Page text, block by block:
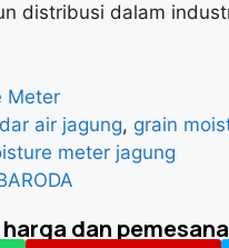
distribusi dalam
Meter
air jagung, grain
meter jagung
dan